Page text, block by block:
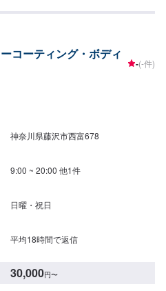
コーティング・ボディ
-(-件)
神奈川県藤沢市西富678
9:00 ~ 20:00 他1件
日曜・祝日
平均18時間で返信
30,000円〜